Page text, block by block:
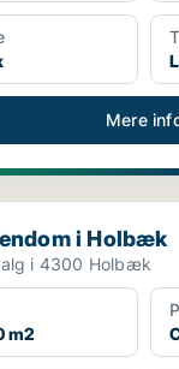
Mere
i Holbæk
i Holbæk
i 4300 Holbæk
m2